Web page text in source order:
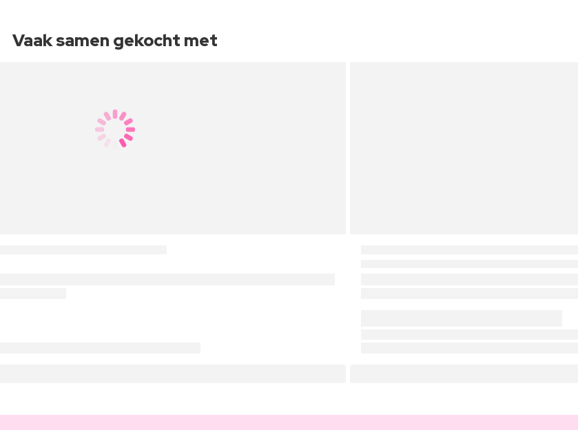
Vaak samen gekocht met